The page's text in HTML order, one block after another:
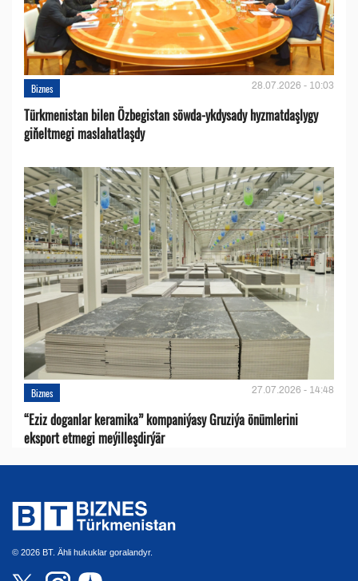
Biznes 28.07.2026 - 10:03
Türkmenistan bilen Özbegistan söwda-ykdysady hyzmatdaşlygy
giňeltmegi maslahatlaşdy
Biznes 27.07.2026 - 14:48
“Eziz doganlar keramika” kompaniýasy Gruziýa önümlerini
eksport etmegi meýilleşdirýär
© 2026 BT. Ähli hukuklar goralandyr.